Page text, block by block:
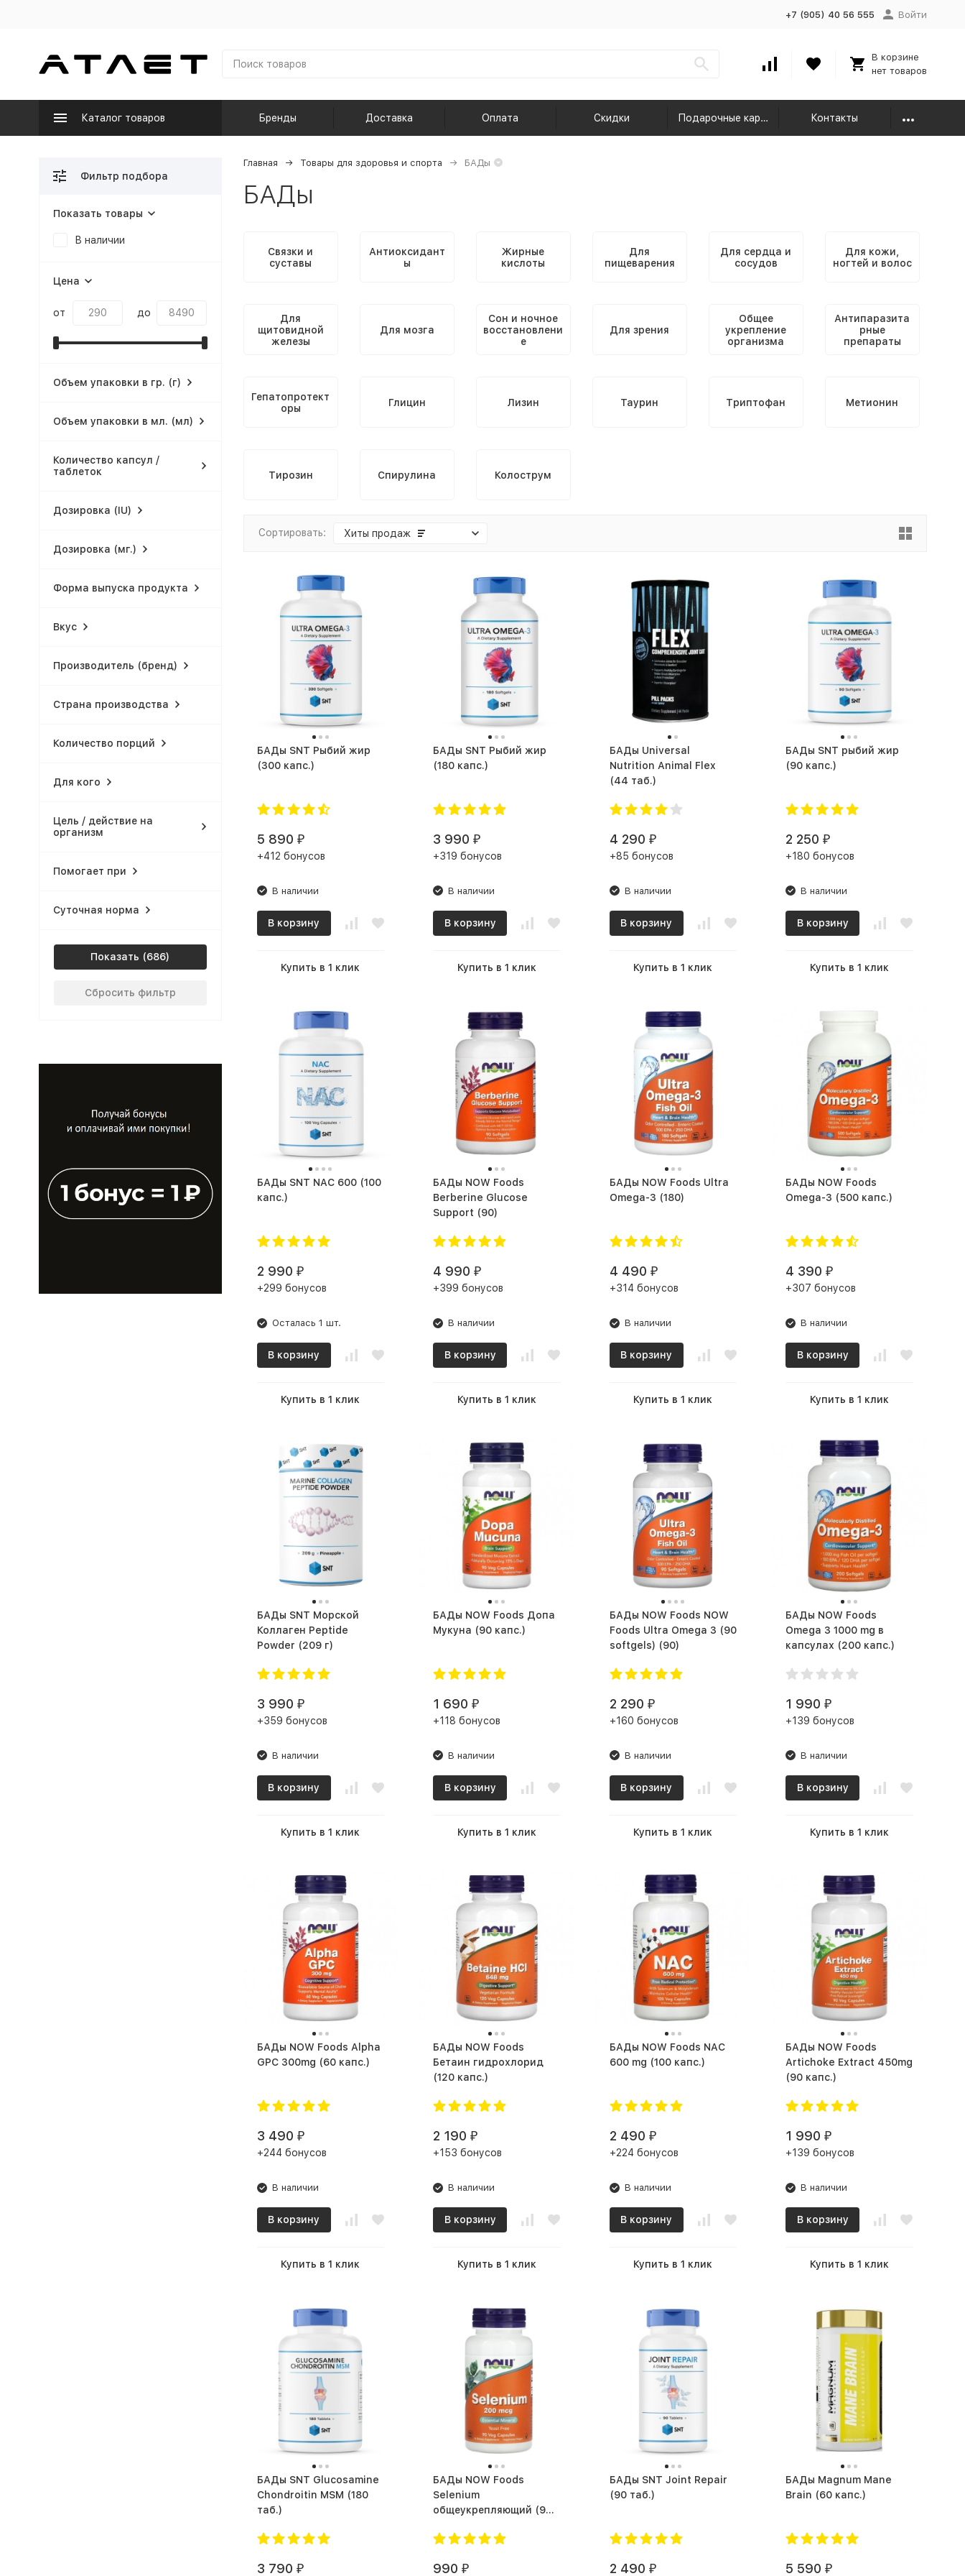
+7 (905) 40 56 555 Войти
В корзине
нет товаров
Каталог товаров Бренды Доставка Оплата Скидки Подарочные карты Контакты
Главная Товары для здоровья и спорта БАДы
БАДы
Связки и
суставы
Антиоксидант
ы
Жирные
кислоты
Для
пищеварения
Для сердца и
сосудов
Для кожи,
ногтей и волос
Для
щитовидной
железы
Для мозга
Сон и ночное
восстановлени
е
Для зрения
Общее
укрепление
организма
Антипаразита
рные
препараты
Гепатопротект
оры
Глицин Лизин Таурин Триптофан Метионин
Тирозин Спирулина Колострум
Сортировать: Хиты продаж
БАДы SNT Рыбий жир
(300 капс.)
5 890 ₽
+412 бонусов
В наличии
В корзину
Купить в 1 клик
БАДы SNT Рыбий жир
(180 капс.)
3 990 ₽
+319 бонусов
В наличии
В корзину
Купить в 1 клик
БАДы Universal
Nutrition Animal Flex
(44 таб.)
4 290 ₽
+85 бонусов
В наличии
В корзину
Купить в 1 клик
БАДы SNT рыбий жир
(90 капс.)
2 250 ₽
+180 бонусов
В наличии
В корзину
Купить в 1 клик
БАДы SNT NAC 600 (100
капс.)
2 990 ₽
+299 бонусов
Осталась 1 шт.
В корзину
Купить в 1 клик
БАДы NOW Foods
Berberine Glucose
Support (90)
4 990 ₽
+399 бонусов
В наличии
В корзину
Купить в 1 клик
БАДы NOW Foods Ultra
Omega-3 (180)
4 490 ₽
+314 бонусов
В наличии
В корзину
Купить в 1 клик
БАДы NOW Foods
Omega-3 (500 капс.)
4 390 ₽
+307 бонусов
В наличии
В корзину
Купить в 1 клик
БАДы SNT Морской
Коллаген Peptide
Powder (209 г)
3 990 ₽
+359 бонусов
В наличии
В корзину
Купить в 1 клик
БАДы NOW Foods Допа
Мукуна (90 капс.)
1 690 ₽
+118 бонусов
В наличии
В корзину
Купить в 1 клик
БАДы NOW Foods NOW
Foods Ultra Omega 3 (90
softgels) (90)
2 290 ₽
+160 бонусов
В наличии
В корзину
Купить в 1 клик
БАДы NOW Foods
Omega 3 1000 mg в
капсулах (200 капс.)
1 990 ₽
+139 бонусов
В наличии
В корзину
Купить в 1 клик
БАДы NOW Foods Alpha
GPC 300mg (60 капс.)
3 490 ₽
+244 бонусов
В наличии
В корзину
Купить в 1 клик
БАДы NOW Foods
Бетаин гидрохлорид
(120 капс.)
2 190 ₽
+153 бонусов
В наличии
В корзину
Купить в 1 клик
БАДы NOW Foods NAC
600 mg (100 капс.)
2 490 ₽
+224 бонусов
В наличии
В корзину
Купить в 1 клик
БАДы NOW Foods
Artichoke Extract 450mg
(90 капс.)
1 990 ₽
+139 бонусов
В наличии
В корзину
Купить в 1 клик
БАДы SNT Glucosamine
Chondroitin MSM (180
таб.)
3 790 ₽
БАДы NOW Foods
Selenium
общеукрепляющий (90
990 ₽
БАДы SNT Joint Repair
(90 таб.)
2 490 ₽
БАДы Magnum Mane
Brain (60 капс.)
5 590 ₽
Фильтр подбора
Показать товары
В наличии
Цена
от до
Объем упаковки в гр. (г)
Объем упаковки в мл. (мл)
Количество капсул /
таблеток
Дозировка (IU)
Дозировка (мг.)
Форма выпуска продукта
Вкус
Производитель (бренд)
Страна производства
Количество порций
Для кого
Цель / действие на
организм
Помогает при
Суточная норма
Показать
Сбросить фильтр